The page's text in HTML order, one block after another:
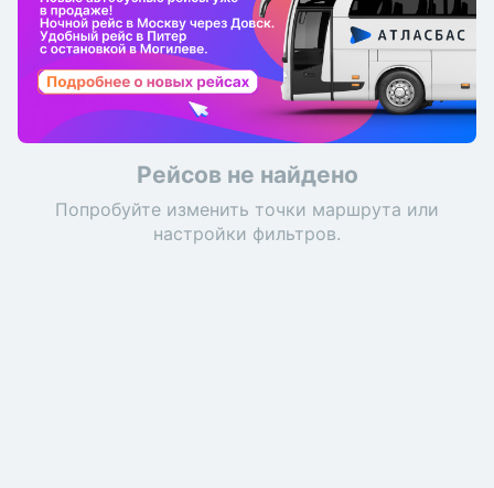
Рейсов не найдено
Попробуйте изменить точки маршрута или
настройки фильтров.